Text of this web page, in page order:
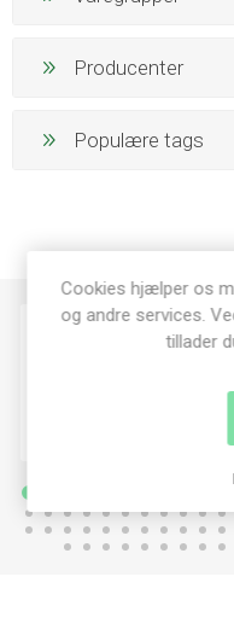
Producenter
Populære tags
Cookies hjælper os
og andre services.
tillader